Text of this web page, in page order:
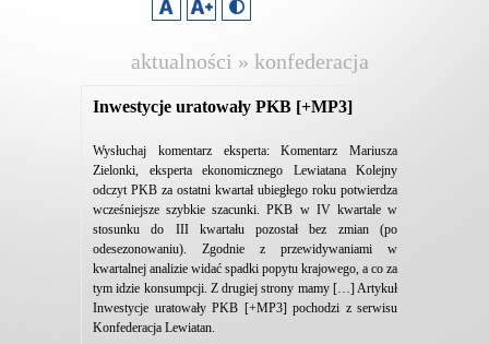
aktualności » konfederacja
Inwestycje uratowały PKB [+MP3]
Wysłuchaj komentarz eksperta: Komentarz Mariusza
Zielonki, eksperta ekonomicznego Lewiatana Kolejny
odczyt PKB za ostatni kwartał ubiegłego roku potwierdza
wcześniejsze szybkie szacunki. PKB w IV kwartale w
stosunku do III kwartału pozostał bez zmian (po
odesezonowaniu). Zgodnie z przewidywaniami w
kwartalnej analizie widać spadki popytu krajowego, a co za
tym idzie konsumpcji. Z drugiej strony mamy […] Artykuł
Inwestycje uratowały PKB [+MP3] pochodzi z serwisu
Konfederacja Lewiatan.